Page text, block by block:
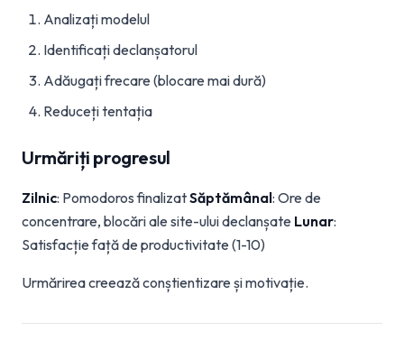
Analizați modelul
Identificați declanșatorul
Adăugați frecare (blocare mai dură)
Reduceți tentația
Urmăriți progresul
Zilnic: Pomodoros finalizatSăptămânal: Ore de
concentrare, blocări ale site-ului declanșate Lunar:
Satisfacție față de productivitate (1-10)
Urmărirea creează conștientizare și motivație.